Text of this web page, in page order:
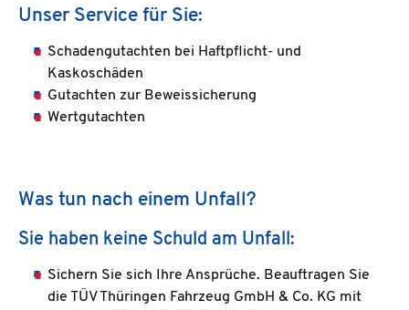
Unser Service für Sie:
Schadengutachten bei Haftpflicht- und
Kaskoschäden
Gutachten zur Beweissicherung
Wertgutachten
Was tun nach einem Unfall?
Sie haben keine Schuld am Unfall:
Sichern Sie sich Ihre Ansprüche. Beauftragen Sie
die TÜV Thüringen Fahrzeug GmbH & Co. KG mit